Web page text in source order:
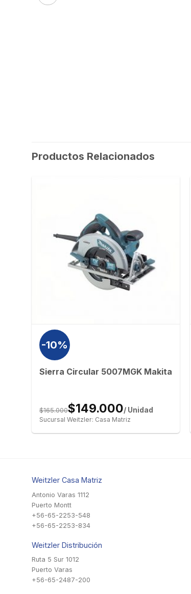
Productos Relacionados
-10%
Sierra Circular 5007MGK Makita
$165.000$149.000/ Unidad
Sucursal Weitzler: Casa Matriz
Weitzler Casa Matriz
Antonio Varas 1112
Puerto Montt
+56-65-2253-548
+56-65-2253-834
Weitzler Distribución
Ruta 5 Sur 1012
Puerto Varas
+56-65-2487-200